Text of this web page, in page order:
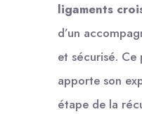
ligaments
d’un
et sécurisé. Ce
apporte son
étape de la